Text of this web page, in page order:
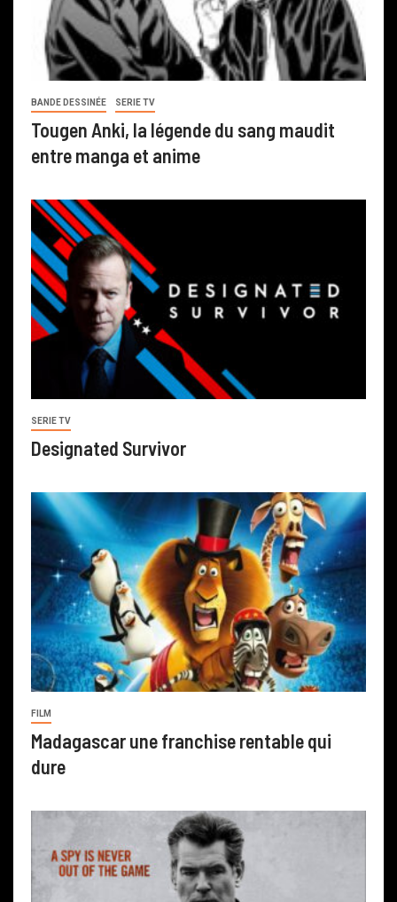
BANDE DESSINÉE SERIE TV
Tougen Anki, la légende du sang maudit
entre manga et anime
SERIE TV
Designated Survivor
FILM
Madagascar une franchise rentable qui
dure